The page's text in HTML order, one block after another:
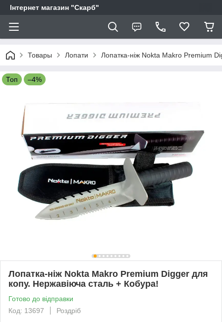
Інтернет магазин "Скарб"
Товары Лопати Лопатка-ніж Nokta Makro Premium
Топ –4%
Лопатка-ніж Nokta Makro Premium Digger для
копу. Нержавіюча сталь + Кобура!
Готово до відправки
Код: 13697
Роздріб